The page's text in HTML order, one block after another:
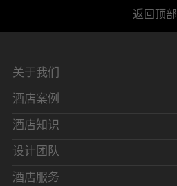
返回顶部
关于我们
酒店案例
酒店知识
设计团队
酒店服务